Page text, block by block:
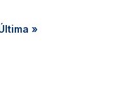
página
página
»